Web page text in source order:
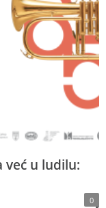
već u ludilu:
0